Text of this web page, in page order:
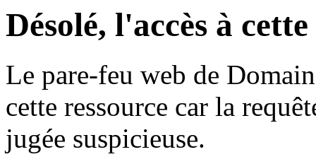
Désolé, l'accès à
Le pare-feu web de
cette ressource car la
jugée suspicieuse.